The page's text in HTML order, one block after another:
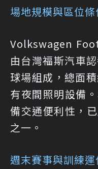
場地規模與區位
Volkswagen
由台灣福斯汽車
球場組成，總面
有夜間照明設備
備交通便利性，
之一。
週末賽事與訓練